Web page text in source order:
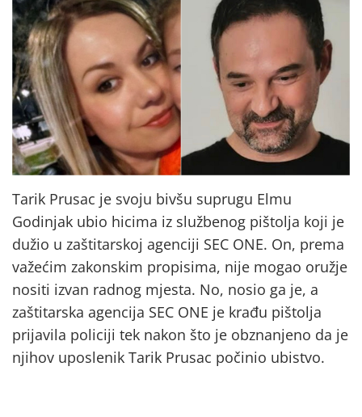
Tarik Prusac je svoju bivšu suprugu Elmu
Godinjak ubio hicima iz službenog pištolja koji je
dužio u zaštitarskoj agenciji SEC ONE. On, prema
važećim zakonskim propisima, nije mogao oružje
nositi izvan radnog mjesta. No, nosio ga je, a
zaštitarska agencija SEC ONE je krađu pištolja
prijavila policiji tek nakon što je obznanjeno da je
njihov uposlenik Tarik Prusac počinio ubistvo.